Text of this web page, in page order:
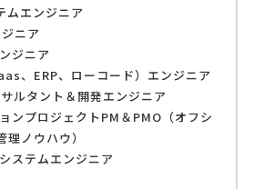
エンジニア
ニア
ジニア
、ERP、ローコード）エンジニア
ルタント＆開発エンジニア
ンプロジェクトPM＆PMO（オフシ
ノウハウ）
ステムエンジニア